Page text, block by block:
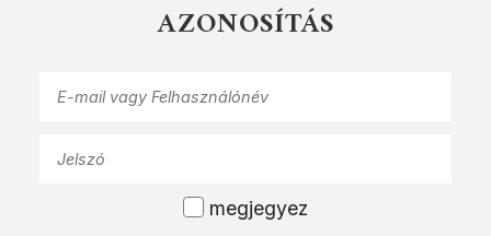
AZONOSÍTÁS
megjegyez